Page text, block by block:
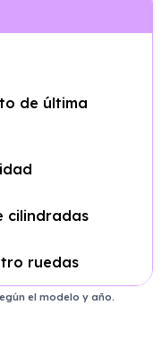
de última
cilindradas
ruedas
el modelo y año.